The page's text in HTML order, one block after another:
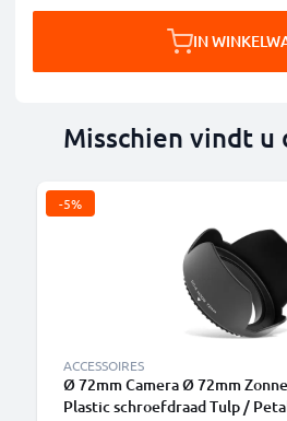
IN
Misschien vindt u
-5%
ACCESSOIRES
Ø 72mm Camera Ø 72mm
Plastic schroefdraad Tulp /